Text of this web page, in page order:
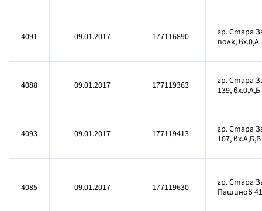
4091 09.01.2017 177116890
гр. Стара
полк, вх.0,А
4088 09.01.2017 177119363
гр. Стара
139, вх.0,А,Б
4093 09.01.2017 177119413
гр. Стара
107, вх.А,Б,В
4085 09.01.2017 177119630
гр. Стара
Пашинов